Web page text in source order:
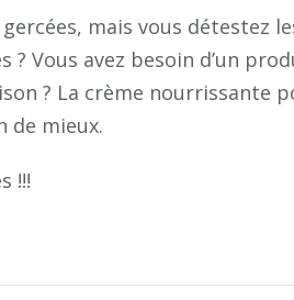
mais vous détestez
? Vous avez besoin d’un
? La crème nourrissante
de mieux.
!!!